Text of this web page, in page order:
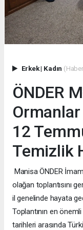
Erkek| Kadın
ÖNDER
12
Temizlik
Manisa ÖNDER
olağan toplantısını
il genelinde hayata
Toplantının en
tarihleri arasında